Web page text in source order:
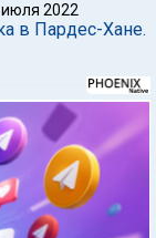
2022
в Пардес-Хане.